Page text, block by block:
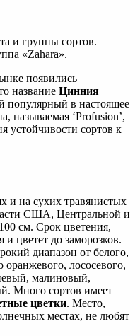
и группы сортов.
«Zahara».
появились
название Цинния
популярный в настоящее
называемая ‘Profusion’,
устойчивости сортов к
и на сухих травянистых
США, Центральной и
см. Срок цветения,
цветет до заморозков.
диапазон от белого,
оранжевого, лососевого,
малиновый,
Много сортов имеет
цветки. Место,
местах, не любят